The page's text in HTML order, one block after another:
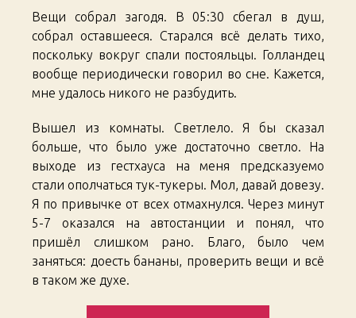
Вещи собрал загодя. В 05:30 сбегал в душ,
собрал оставшееся. Старался всё делать тихо,
поскольку вокруг спали постояльцы. Голландец
вообще периодически говорил во сне. Кажется,
мне удалось никого не разбудить.
Вышел из комнаты. Светлело. Я бы сказал
больше, что было уже достаточно светло. На
выходе из гестхауса на меня предсказуемо
стали ополчаться тук-тукеры. Мол, давай довезу.
Я по привычке от всех отмахнулся. Через минут
5-7 оказался на автостанции и понял, что
пришёл слишком рано. Благо, было чем
заняться: доесть бананы, проверить вещи и всё
в таком же духе.